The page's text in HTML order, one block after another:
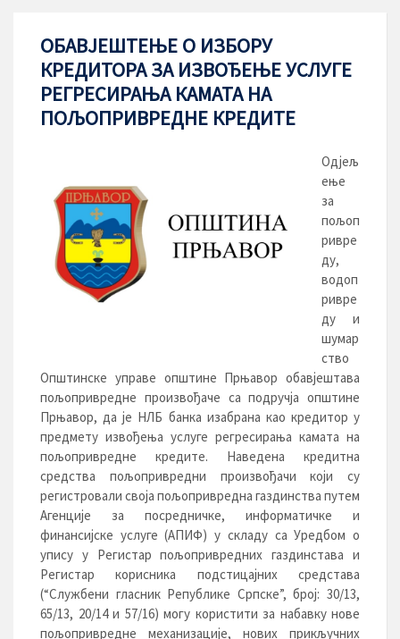
ОБАВЈЕШТЕЊЕ О ИЗБОРУ
КРЕДИТОРА ЗА ИЗВОЂЕЊЕ УСЛУГЕ
РЕГРЕСИРАЊА КАМАТА НА
ПОЉОПРИВРЕДНЕ КРЕДИТЕ
Одјељ
ење
за
пољоп
ривре
ду,
водоп
ривре
ду и
шумар
ство
Општинске управе општине Прњавор обавјештава
пољопривредне произвођаче са подручја општине
Прњавор, да је НЛБ банка изабрана као кредитор у
предмету извођења услуге регресирања камата на
пољопривредне кредите. Наведена кредитна
средства пољопривредни произвођачи који су
регистровали своја пољопривредна газдинства путем
Агенције за посредничке, информатичке и
финансијске услуге (АПИФ) у складу са Уредбом о
упису у Регистар пољопривредних газдинстава и
Регистар корисника подстицајних средстава
(“Службени гласник Републике Српске”, број: 30/13,
65/13, 20/14 и 57/16) могу користити за набавку нове
пољопривредне механизације, нових прикључних